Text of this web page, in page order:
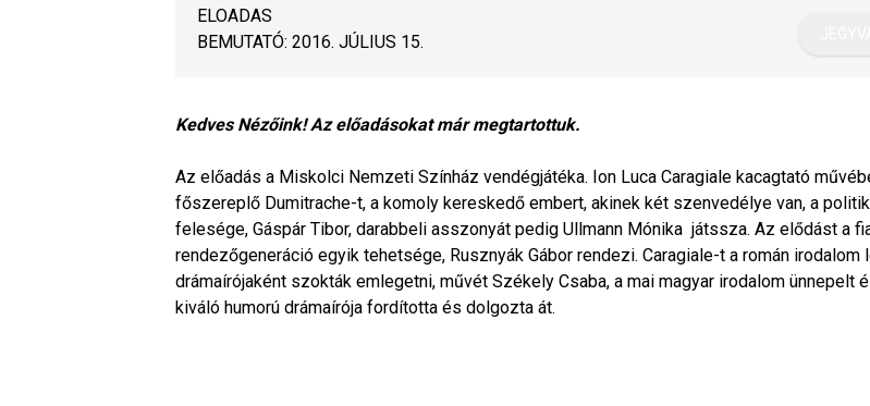
ELOADAS
BEMUTATÓ: 2016. JÚLIUS 15.
Kedves Nézőink! Az előadásokat már megtartottuk.
Az előadás a Miskolci Nemzeti Színház vendégjátéka. Ion Luca Caragiale kacagtató
főszereplő Dumitrache-t, a komoly kereskedő embert, akinek két szenvedélye van, a
felesége, Gáspár Tibor, darabbeli asszonyát pedig Ullmann Mónika játssza. Az elődást a
rendezőgeneráció egyik tehetsége, Rusznyák Gábor rendezi. Caragiale-t a román irodalom
drámaírójaként szokták emlegetni, művét Székely Csaba, a mai magyar irodalom ünnepelt
kiváló humorú drámaírója fordította és dolgozta át.